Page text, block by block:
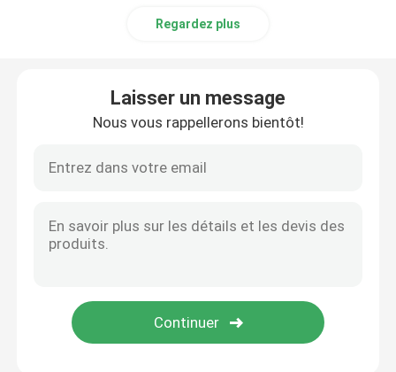
Regardez plus
Laisser un message
Nous vous rappellerons bientôt!